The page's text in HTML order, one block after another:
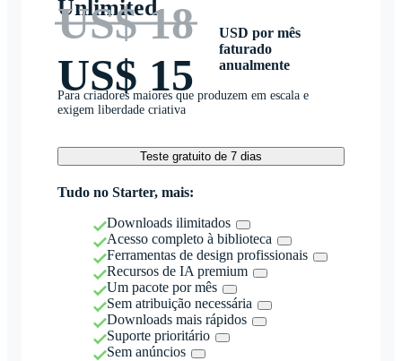
Unlimited
US$ 18
US$ 15
USD por mês
faturado
anualmente
Para criadores maiores que produzem em escala e
exigem liberdade criativa
Teste gratuito de 7 dias
Tudo no Starter, mais:
Downloads ilimitados
Acesso completo à biblioteca
Ferramentas de design profissionais
Recursos de IA premium
Um pacote por mês
Sem atribuição necessária
Downloads mais rápidos
Suporte prioritário
Sem anúncios